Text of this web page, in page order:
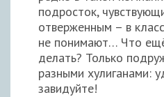
подросток,
отверженным – в
не понимают… Что
делать? Только
разными хулиганами:
завидуйте!